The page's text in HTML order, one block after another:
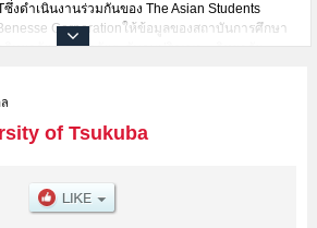
ซึ่งดำเนินงานร่วมกันของ The Asian Students
Corporationให้ข้อมูลของสถาบันการศึกษา
ทยาลัย・วิทยาลัยระดับอนุปริญญา・วิทยาลัย
ณะ,ข้อมูลการสอบคัดเลือกเข้าศึกษาเช่นจำนวนคน
การสอบคัดเลือกเป็นต้น,แนะนำสถานที่,การเดิน
ชิญใช้บริการค้นหาข้อมูลตามอัธยาศัย
of Tsukuba